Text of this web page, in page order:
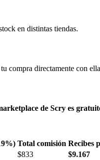
en distintas tiendas.
compra directamente con
de Scry es
Total comisión Recibes
$833
$9.167